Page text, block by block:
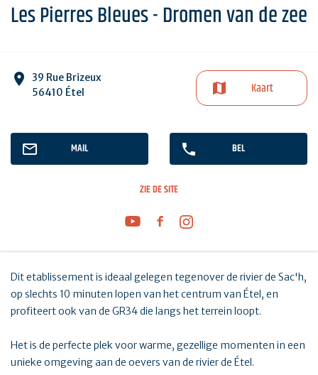
Les Pierres Bleues - Dromen van de zee
39 Rue Brizeux
56410 Étel
Kaart
MAIL BEL
ZIE DE SITE
Dit etablissement is ideaal gelegen tegenover de rivier de Sac'h,
op slechts 10 minuten lopen van het centrum van Étel, en
profiteert ook van de GR34 die langs het terrein loopt.
Het is de perfecte plek voor warme, gezellige momenten in een
unieke omgeving aan de oevers van de rivier de Étel.